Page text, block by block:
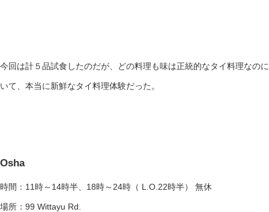
今回は計５品試食したのだが、どの料理も味は正統的なタイ料理なの
いて、本当に新鮮なタイ料理体験だった。
Osha
時間：11時～14時半、18時～24時（ L.O.22時半） 無休
場所：99 Wittayu Rd.